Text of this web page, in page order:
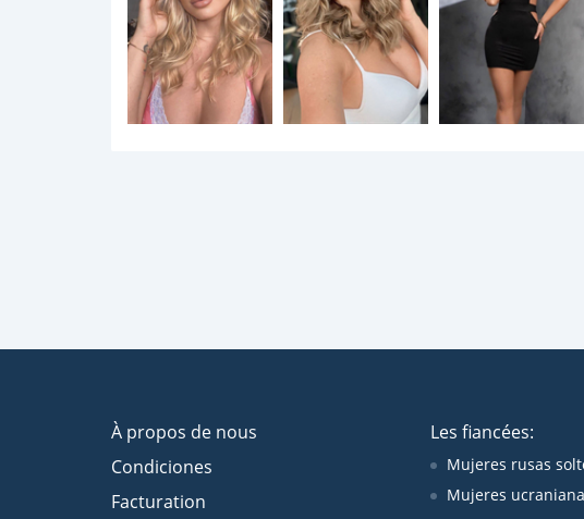
À propos de nous
Condiciones
Facturation
Les fiancées:
Mujeres rusas
Mujeres